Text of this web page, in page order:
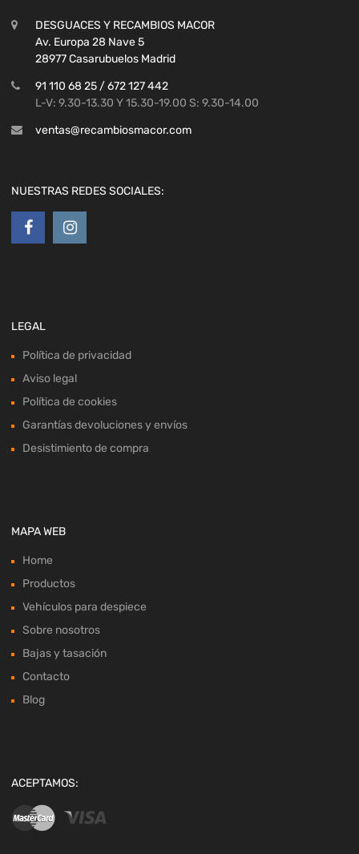
DESGUACES Y RECAMBIOS MACOR
Av. Europa 28 Nave 5
28977 Casarubuelos Madrid
91 110 68 25 / 672 127 442
L-V: 9.30-13.30 Y 15.30-19.00 S: 9.30-14.00
ventas@recambiosmacor.com
NUESTRAS REDES SOCIALES:
LEGAL
Política de privacidad
Aviso legal
Política de cookies
Garantías devoluciones y envíos
Desistimiento de compra
MAPA WEB
Home
Productos
Vehículos para despiece
Sobre nosotros
Bajas y tasación
Contacto
Blog
ACEPTAMOS: